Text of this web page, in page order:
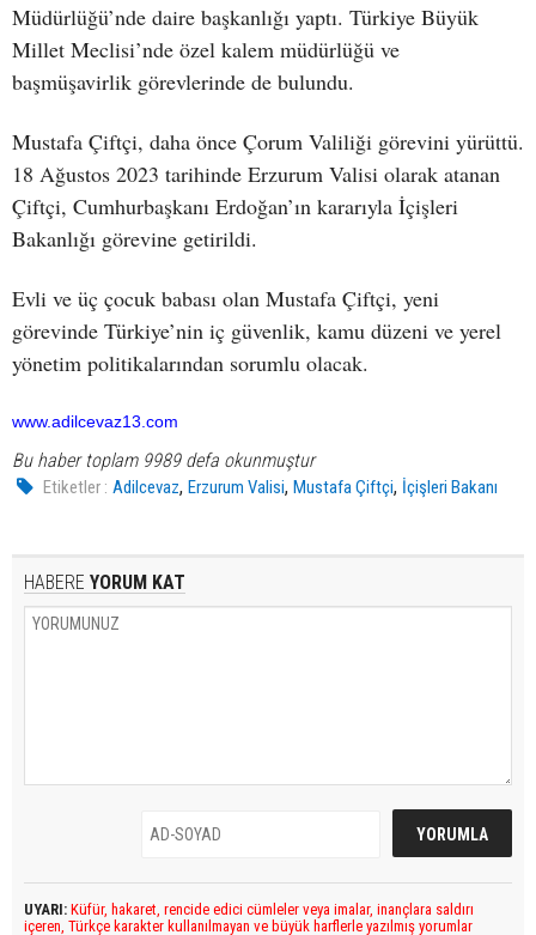
Müdürlüğü’nde daire başkanlığı yaptı. Türkiye Büyük
Millet Meclisi’nde özel kalem müdürlüğü ve
başmüşavirlik görevlerinde de bulundu.
Mustafa Çiftçi, daha önce Çorum Valiliği görevini yürüttü.
18 Ağustos 2023 tarihinde Erzurum Valisi olarak atanan
Çiftçi, Cumhurbaşkanı Erdoğan’ın kararıyla İçişleri
Bakanlığı görevine getirildi.
Evli ve üç çocuk babası olan Mustafa Çiftçi, yeni
görevinde Türkiye’nin iç güvenlik, kamu düzeni ve yerel
yönetim politikalarından sorumlu olacak.
www.adilcevaz13.com
Bu haber toplam 9989 defa okunmuştur
Etiketler : Adilcevaz,Erzurum Valisi,Mustafa Çiftçi, İçişleri Bakanı
HABERE YORUM KAT
UYARI: Küfür, hakaret, rencide edici cümleler veya imalar, inançlara saldırı
içeren, Türkçe karakter kullanılmayan ve büyük harflerle yazılmış yorumlar